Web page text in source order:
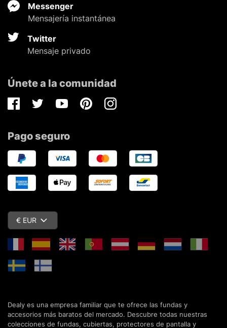
Messenger
Mensajería instantánea
Twitter
Mensaje privado
Únete a la comunidad
FacebookTwitterYoutubePinterestInstagram
Pago seguro
€ EUR
Dealy es una empresa familiar que te ofrece las fundas y
accesorios más baratos del mercado. Descubre todas nuestras
colecciones de fundas, cubiertas, protectores de pantalla y